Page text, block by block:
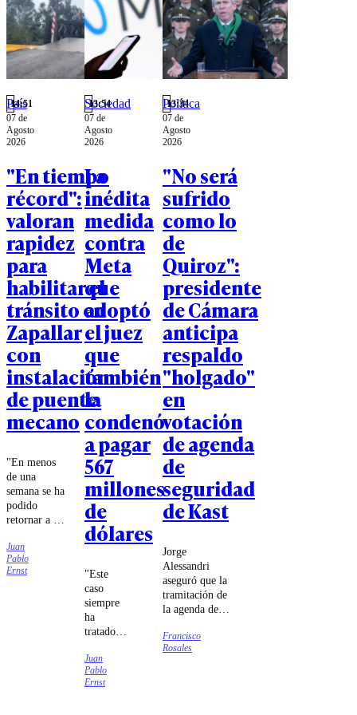
País
14:51
07 de
Agosto
2026
"En tiempo
récord":
valoran
rapidez
para
habilitar el
tránsito en
Zapallar
con
instalación
de puente
mecano
"En menos
de una
semana se ha
podido
retornar a la
para los
vecinos",
resaltó el
Juan
Pablo
Ernst
Sociedad
13:54
07 de
Agosto
2026
La
inédita
medida
contra
Meta
que
adoptó
el juez
que
también
la
condenó
a pagar
567
millones
de
dólares
"Este
caso
siempre
ha
tratado
proteger
a los
niños,
Juan
Pablo
Ernst
Política
13:34
07 de
Agosto
2026
"No será
sufrido
como lo
de
Quiroz":
presidente
de Cámara
anticipa
respaldo
"holgado"
en
votación
de agenda
de
seguridad
de Kast
Jorge
Alessandri
aseguró que la
tramitación de
la agenda de
más expedita
que la
Francisco
Rosales